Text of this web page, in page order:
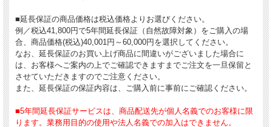
■延長保証の商品価格は税込価格よりお選びください。
例／税込41,800円で5年間延長保証（自然故障対象）をご購入の場
合、商品価格(税込)40,001円～60,000円を選択してください。
なお、延長保証のお買い上げ商品に間違いがございました場合に
は、お客様へご案内の上でご確認できますまでご注文を一旦保留と
させていただきますのでご注意ください。
また、延長保証の保証内容は、ご購入前に事前にご確認ください。
■5年間延長保証サービスは、商品配送先が個人名義でのお客様に限
ります。業務用目的の使用や法人名義での加入はできません。